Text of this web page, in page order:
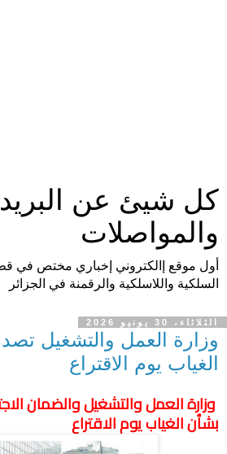
كل شيئ عن البريد
والمواصلات
أول موقع إالكتروني إخباري مختص في
السلكية واللاسلكية والرقمنة في الجزائر
الثلاثاء، 30 يونيو 2026
وزارة العمل والتشغيل
الغياب يوم الاقتراع
وزارة العمل والتشغيل والضمان
بشأن الغياب يوم الاقتراع